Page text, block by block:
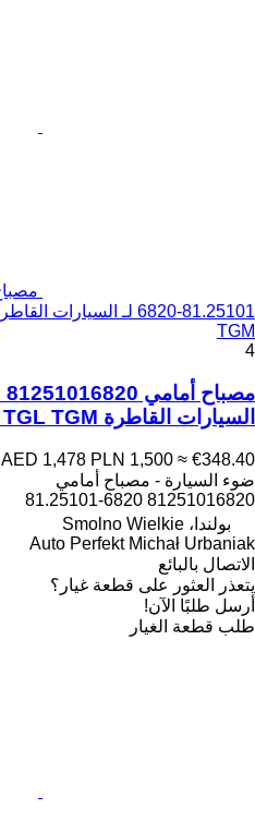
TGM
4
السيارات القاطرة MAN TGX TGS TG3 TGL TGM
AED 1,478 PLN 1,500 ≈ €348.40
ضوء السيارة - مصباح أمامي
81251016820 81.25101-6820
بولندا، Smolno Wielkie
Auto Perfekt Michał Urbaniak
الاتصال بالبائع
يتعذر العثور على قطعة غيار؟
أرسل طلبًا الآن!
طلب قطعة الغيار